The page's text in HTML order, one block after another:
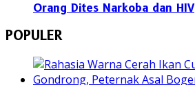
Orang Dites Narkoba dan HIV
POPULER